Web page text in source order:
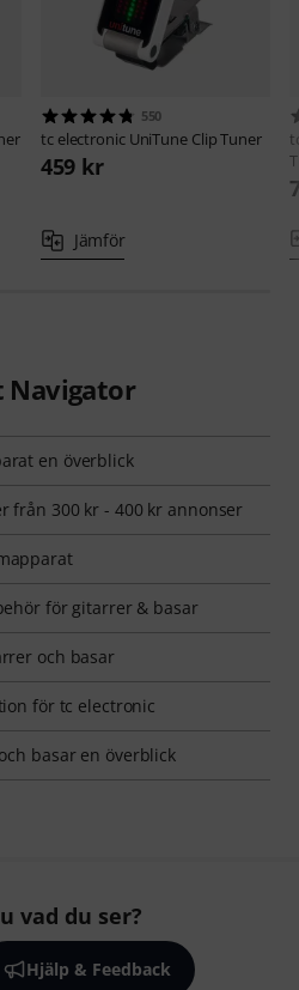
550
tc electronic UniTune Clip Tuner
459 kr
Jämför
Navigator
en överblick
från 300 kr - 400 kr annonser
för gitarrer & basar
och basar
för tc electronic
basar en överblick
vad du ser?
Hjälp & Feedback